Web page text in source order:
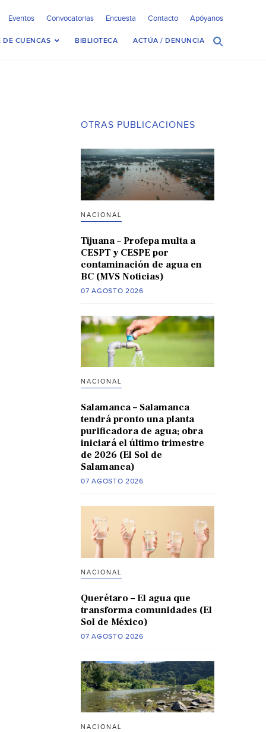
Eventos Convocatorias Encuesta Contacto Apóyanos
DE CUENCAS BIBLIOTECA ACTÚA / DENUNCIA
OTRAS PUBLICACIONES
NACIONAL
Tijuana – Profepa multa a
CESPT y CESPE por
contaminación de agua en
BC (MVS Noticias)
07 AGOSTO 2026
NACIONAL
Salamanca – Salamanca
tendrá pronto una planta
purificadora de agua; obra
iniciará el último trimestre
de 2026 (El Sol de
Salamanca)
07 AGOSTO 2026
NACIONAL
Querétaro – El agua que
transforma comunidades (El
Sol de México)
07 AGOSTO 2026
NACIONAL